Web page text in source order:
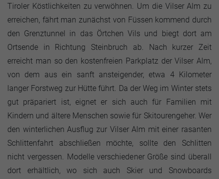
Tiroler Köstlichkeiten zu verwöhnen. Um die Vilser Alm zu
erreichen, fährt man zunächst von Füssen kommend durch
den Grenztunnel in das Örtchen Vils und biegt dort am
Ortsende in Richtung Steinbruch ab. Nach kurzer Zeit
erreicht man so den kostenfreien Parkplatz der Vilser Alm,
von dem aus ein sanft ansteigender, etwa 4 Kilometer
langer Forstweg zur Hütte führt. Da der Weg im Winter stets
gut präpariert ist, eignet er sich auch für Familien mit
Kindern und ältere Menschen sowie für Skitourengeher. Wer
den winterlichen Ausflug zur Vilser Alm mit einer rasanten
Schlittenfahrt abschließen möchte, sollte den Schlitten
nicht vergessen. Modelle verschiedener Größe sind überall
dort erhältlich, wo sich auch Skier und Snowboards